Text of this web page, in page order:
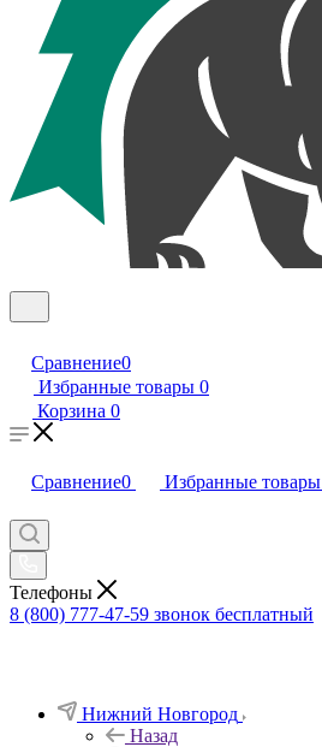
Сравнение0
Избранные товары 0
Корзина 0
Сравнение0 Избранные товары
Телефоны
8 (800) 777-47-59 звонок бесплатный
Нижний Новгород
Назад